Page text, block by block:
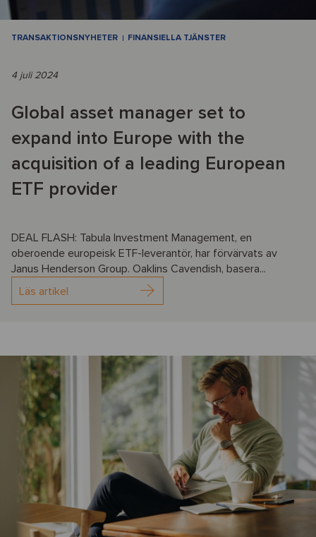
TRANSAKTIONSNYHETER FINANSIELLA TJÄNSTER
4 juli 2024
Global asset manager set to
expand into Europe with the
acquisition of a leading European
ETF provider
DEAL FLASH: Tabula Investment Management, en
oberoende europeisk ETF-leverantör, har förvärvats av
Janus Henderson Group. Oaklins Cavendish, basera...
Läs artikel